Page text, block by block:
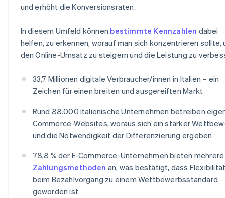
und erhöht die Konversionsraten.
In diesem Umfeld können bestimmte Kennzahlen dabei
helfen, zu erkennen, worauf man sich konzentrieren sollte,
den Online-Umsatz zu steigern und die Leistung zu
33,7 Millionen digitale Verbraucher/innen in Italien – ein
Zeichen für einen breiten und ausgereiften Markt
Rund 88.000 italienische Unternehmen betreiben
Commerce-Websites, woraus sich ein starker
und die Notwendigkeit der Differenzierung ergeben
78,8 % der E-Commerce-Unternehmen bieten mehrere
Zahlungsmethoden an, was bestätigt, dass
beim Bezahlvorgang zu einem Wettbewerbsstandard
geworden ist